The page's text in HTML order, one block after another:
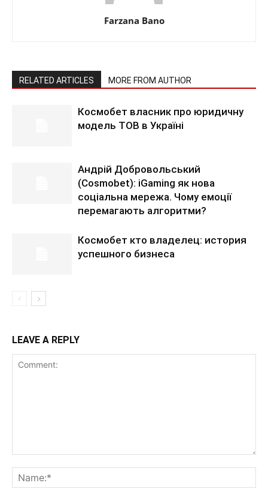
Farzana Bano
RELATED ARTICLES MORE FROM AUTHOR
Космобет власник про юридичну
модель ТОВ в Україні
Андрій Добровольський
(Cosmobet): iGaming як нова
соціальна мережа. Чому емоції
перемагають алгоритми?
Космобет кто владелец: история
успешного бизнеса
LEAVE A REPLY